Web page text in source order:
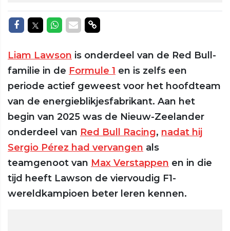
Delen op Facebook
Delen op Twitter
Delen op Whatsapp
Delen via Mail
Delen via link
Liam Lawson is onderdeel van de Red Bull-
familie in de Formule 1 en is zelfs een
periode actief geweest voor het hoofdteam
van de energieblikjesfabrikant. Aan het
begin van 2025 was de Nieuw-Zeelander
onderdeel van Red Bull Racing, nadat hij
Sergio Pérez had vervangen als
teamgenoot van Max Verstappen en in die
tijd heeft Lawson de viervoudig F1-
wereldkampioen beter leren kennen.